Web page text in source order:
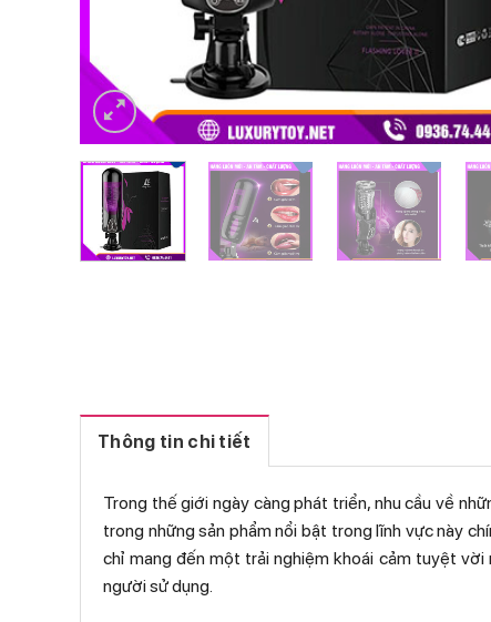
Thông tin chi tiết
Trong thế giới ngày càng phát triển, nhu cầu về
trong những sản phẩm nổi bật trong lĩnh vực này
chỉ mang đến một trải nghiệm khoái cảm tuyệt
người sử dụng.